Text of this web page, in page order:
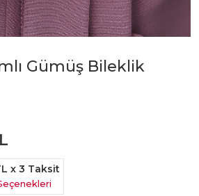
Gümüş Bileklik
x 3 Taksit